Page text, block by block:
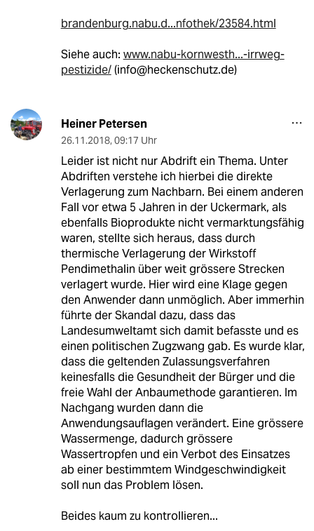
brandenburg.nabu.d...nfothek/23584.html
Siehe auch: www.nabu-kornwesth...-irrweg-
pestizide/(info@heckenschutz.de)
Heiner Petersen
26.11.2018, 09:17 Uhr
Leider ist nicht nur Abdrift ein Thema. Unter
Abdriften verstehe ich hierbei die direkte
Verlagerung zum Nachbarn. Bei einem anderen
Fall vor etwa 5 Jahren in der Uckermark, als
ebenfalls Bioprodukte nicht vermarktungsfähig
waren, stellte sich heraus, dass durch
thermische Verlagerung der Wirkstoff
Pendimethalin über weit grössere Strecken
verlagert wurde. Hier wird eine Klage gegen
den Anwender dann unmöglich. Aber immerhin
führte der Skandal dazu, dass das
Landesumweltamt sich damit befasste und es
einen politischen Zugzwang gab. Es wurde klar,
dass die geltenden Zulassungsverfahren
keinesfalls die Gesundheit der Bürger und die
freie Wahl der Anbaumethode garantieren. Im
Nachgang wurden dann die
Anwendungsauflagen verändert. Eine grössere
Wassermenge, dadurch grössere
Wassertropfen und ein Verbot des Einsatzes
ab einer bestimmtem Windgeschwindigkeit
soll nun das Problem lösen.
Beides kaum zu kontrollieren...